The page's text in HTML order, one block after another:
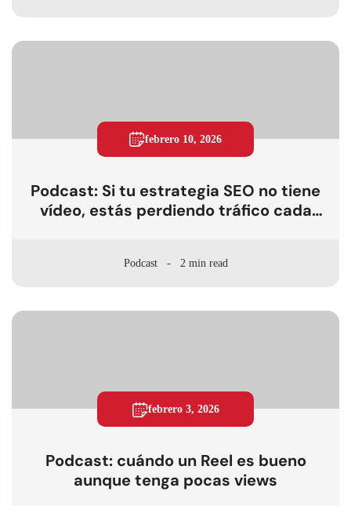
febrero 10, 2026
Podcast: Si tu estrategia SEO no tiene
vídeo, estás perdiendo tráfico cada
Podcast 2 min read
febrero 3, 2026
Podcast: cuándo un Reel es bueno
aunque tenga pocas views